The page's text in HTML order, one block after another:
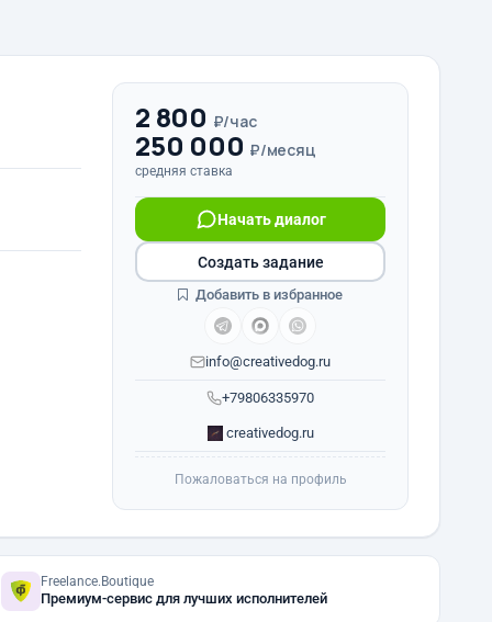
2 800 ₽/час
250 000 ₽/месяц
средняя ставка
+79806335970
Начать диалог
info@creativedog.ru
creativedog.ru
Создать задание
Добавить в избранное
Пожаловаться на профиль
Freelance.Boutique
Премиум-сервис для лучших исполнителей